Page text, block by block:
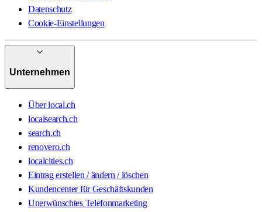
Datenschutz
Cookie-Einstellungen
Unternehmen
Über local.ch
localsearch.ch
search.ch
renovero.ch
localcities.ch
Eintrag erstellen / ändern / löschen
Kundencenter für Geschäftskunden
Unerwünschtes Telefonmarketing